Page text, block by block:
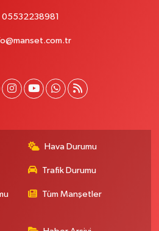
05532238981
Hava Durumu
Trafik Durumu
Tüm Manşetler